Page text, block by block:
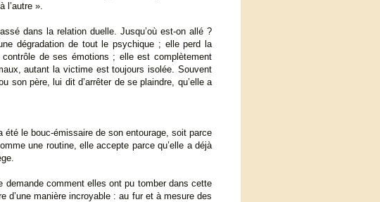
l’autre ».
dans la relation duelle. Jusqu’où est-on allé ?
dégradation de tout le psychique ; elle perd la
de ses émotions ; elle est complètement
autant la victime est toujours isolée. Souvent
son père, lui dit d’arrêter de se plaindre, qu’elle a
le bouc-émissaire de son entourage, soit parce
une routine, elle accepte parce qu’elle a déjà
comment elles ont pu tomber dans cette
d’une manière incroyable : au fur et à mesure des